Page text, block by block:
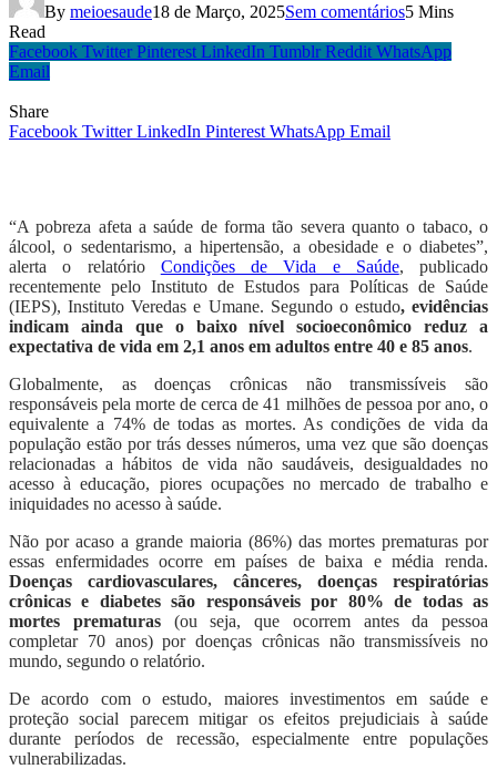
By meioesaude18 de Março, 2025Sem comentários5 Mins
Read
Facebook Twitter Pinterest LinkedIn Tumblr Reddit WhatsApp
Email
Share
Facebook Twitter LinkedIn Pinterest WhatsApp Email
“A pobreza afeta a saúde de forma tão severa quanto o tabaco, o
álcool, o sedentarismo, a hipertensão, a obesidade e o diabetes”,
alerta o relatório Condições de Vida e Saúde, publicado
recentemente pelo Instituto de Estudos para Políticas de Saúde
(IEPS), Instituto Veredas e Umane. Segundo o estudo, evidências
indicam ainda que o baixo nível socioeconômico reduz a
expectativa de vida em 2,1 anos em adultos entre 40 e 85 anos.
Globalmente, as doenças crônicas não transmissíveis são
responsáveis pela morte de cerca de 41 milhões de pessoa por ano, o
equivalente a 74% de todas as mortes. As condições de vida da
população estão por trás desses números, uma vez que são doenças
relacionadas a hábitos de vida não saudáveis, desigualdades no
acesso à educação, piores ocupações no mercado de trabalho e
iniquidades no acesso à saúde.
Não por acaso a grande maioria (86%) das mortes prematuras por
essas enfermidades ocorre em países de baixa e média renda.
Doenças cardiovasculares, cânceres, doenças respiratórias
crônicas e diabetes são responsáveis por 80% de todas as
mortes prematuras (ou seja, que ocorrem antes da pessoa
completar 70 anos) por doenças crônicas não transmissíveis no
mundo, segundo o relatório.
De acordo com o estudo, maiores investimentos em saúde e
proteção social parecem mitigar os efeitos prejudiciais à saúde
durante períodos de recessão, especialmente entre populações
vulnerabilizadas.